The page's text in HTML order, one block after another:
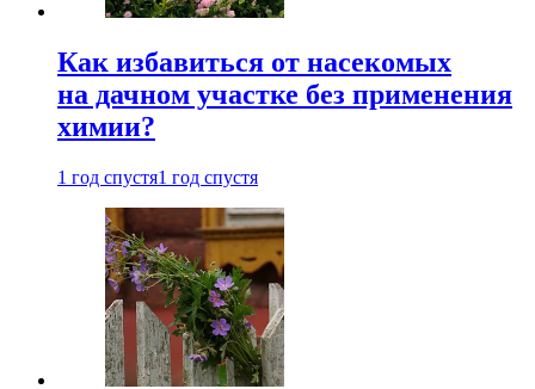
Как избавиться от насекомых
на дачном участке без применения
химии?
1 год спустя1 год спустя